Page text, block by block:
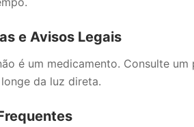
e Avisos Legais
é um medicamento. Consulte
da luz direta.